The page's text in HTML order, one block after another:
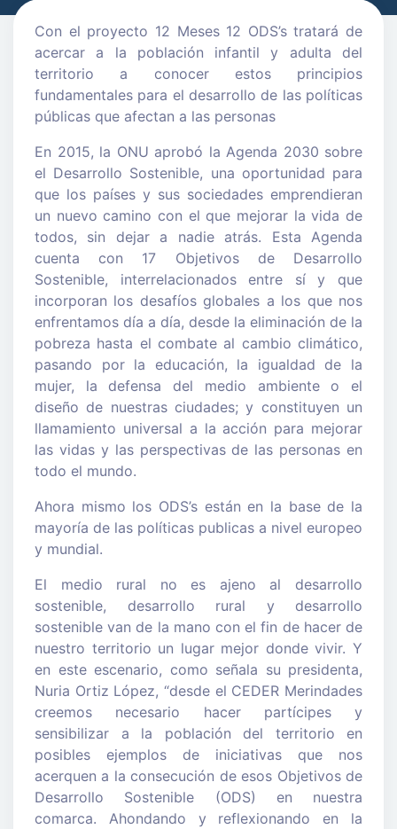
Con el proyecto 12 Meses 12 ODS’s tratará de
acercar a la población infantil y adulta del
territorio a conocer estos principios
fundamentales para el desarrollo de las políticas
públicas que afectan a las personas
​En 2015, la ONU aprobó la Agenda 2030 sobre
el Desarrollo Sostenible, una oportunidad para
que los países y sus sociedades emprendieran
un nuevo camino con el que mejorar la vida de
todos, sin dejar a nadie atrás. Esta Agenda
cuenta con 17 Objetivos de Desarrollo
Sostenible, interrelacionados entre sí y que
incorporan los desafíos globales a los que nos
enfrentamos día a día, desde la eliminación de la
pobreza hasta el combate al cambio climático,
pasando por la educación, la igualdad de la
mujer, la defensa del medio ambiente o el
diseño de nuestras ciudades; y constituyen un
llamamiento universal a la acción para mejorar
las vidas y las perspectivas de las personas en
todo el mundo.
Ahora mismo los ODS’s están en la base de la
mayoría de las políticas publicas a nivel europeo
y mundial.
El medio rural no es ajeno al desarrollo
sostenible, desarrollo rural y desarrollo
sostenible van de la mano con el fin de hacer de
nuestro territorio un lugar mejor donde vivir. Y
en este escenario, como señala su presidenta,
Nuria Ortiz López, “desde el CEDER Merindades
creemos necesario hacer partícipes y
sensibilizar a la población del territorio en
posibles ejemplos de iniciativas que nos
acerquen a la consecución de esos Objetivos de
Desarrollo Sostenible (ODS) en nuestra
comarca. Ahondando y reflexionando en la